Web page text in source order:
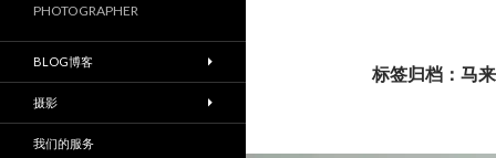
标签归档：马
PHOTOGRAPHER
BLOG博客
摄影
我们的服务